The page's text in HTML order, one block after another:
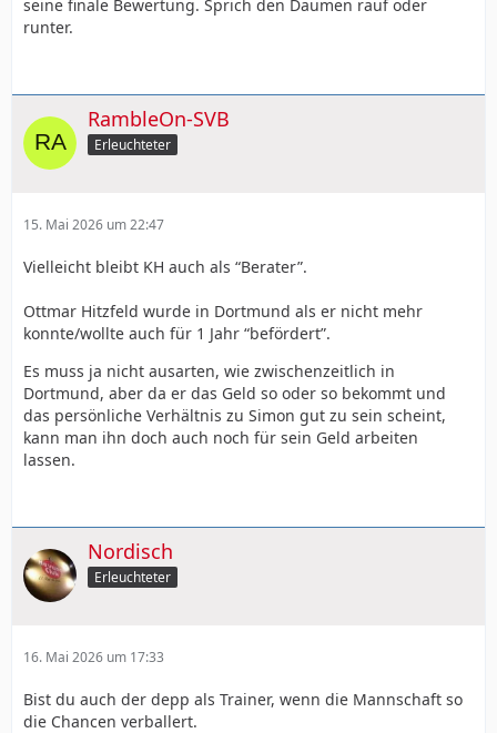
seine finale Bewertung. Sprich den Daumen rauf oder
runter.
RambleOn-SVB
Erleuchteter
15. Mai 2026 um 22:47
Vielleicht bleibt KH auch als “Berater”.
Ottmar Hitzfeld wurde in Dortmund als er nicht mehr
konnte/wollte auch für 1 Jahr “befördert”.
Es muss ja nicht ausarten, wie zwischenzeitlich in
Dortmund, aber da er das Geld so oder so bekommt und
das persönliche Verhältnis zu Simon gut zu sein scheint,
kann man ihn doch auch noch für sein Geld arbeiten
lassen.
Nordisch
Erleuchteter
16. Mai 2026 um 17:33
Bist du auch der depp als Trainer, wenn die Mannschaft so
die Chancen verballert.